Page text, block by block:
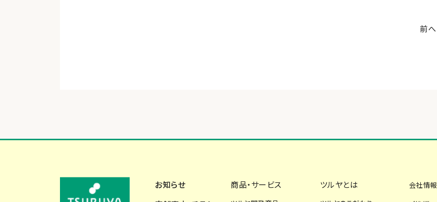
前へ
お知らせ
商品・サービス ツルヤとは
会社情報